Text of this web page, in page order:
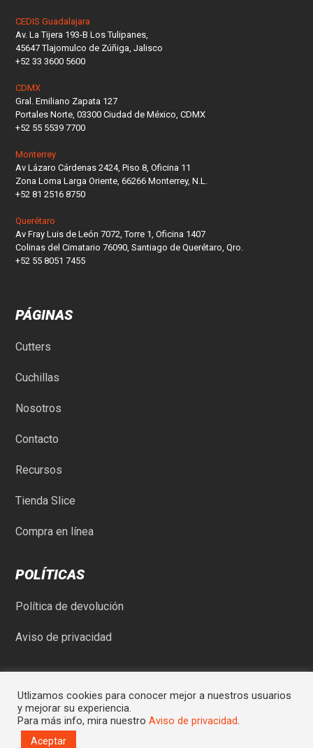
CEDIS Guadalajara
Av. La Tijera 193-B Los Tulipanes,
45647 Tlajomulco de Zúñiga, Jalisco
+52 33 3600 5600
CDMX
Gral. Emiliano Zapata 127
Portales Norte, 03300 Ciudad de México, CDMX
+52 55 5539 7700
Monterrey
Av Lázaro Cárdenas 2424, Piso 8, Oficina 11
Zona Loma Larga Oriente, 66266 Monterrey, N.L.
+52 81 2516 8750
Querétaro
Av Fray Luis de León 7072, Torre 1, Oficina 1407
Colinas del Cimatario 76090, Santiago de Querétaro, Qro.
+52 55 8051 7455
PÁGINAS
Cutters
Cuchillas
Nosotros
Contacto
Recursos
Tienda Slice
Compra en línea
POLÍTICAS
Política de devolución
Aviso de privacidad
© Comercial Rod-May SA de CV | Sitio desarrollado por
Utlizamos cookies para conocer mejor a nuestros usuarios
y mejorar su experiencia.
Para más info, mira nuestro Aviso de privacidad.
Aceptar